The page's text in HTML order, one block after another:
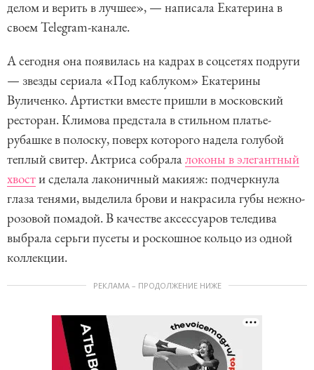
делом и верить в лучшее», — написала Екатерина в
своем Telegram-канале.
А сегодня она появилась на кадрах в соцсетях подруги
— звезды сериала «Под каблуком» Екатерины
Вуличенко. Артистки вместе пришли в московский
ресторан. Климова предстала в стильном платье-
рубашке в полоску, поверх которого надела голубой
теплый свитер. Актриса собралалоконы в элегантный
хвости сделала лаконичный макияж: подчеркнула
глаза тенями, выделила брови и накрасила губы нежно-
розовой помадой. В качестве аксессуаров теледива
выбрала серьги пусеты и роскошное кольцо из одной
коллекции.
РЕКЛАМА – ПРОДОЛЖЕНИЕ НИЖЕ